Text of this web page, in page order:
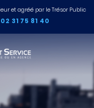
et agréé par le Trésor Public
02 31 75 81 40